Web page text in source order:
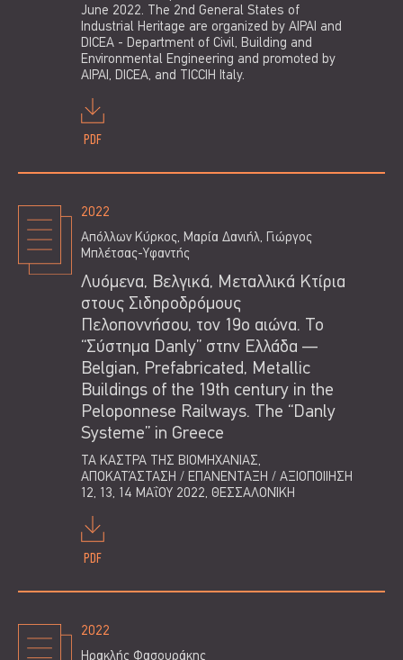
June 2022. The 2nd General States of
Industrial Heritage are organized by AIPAI and
DICEA - Department of Civil, Building and
Environmental Engineering and promoted by
AIPAI, DICEA, and TICCIH Italy.
PDF
2022
Απόλλων Κύρκος, Μαρία Δανιήλ, Γιώργος
Μπλέτσας-Υφαντής
Λυόμενα, Βελγικά, Μεταλλικά Κτίρια
στους Σιδηροδρόμους
Πελοποννήσου, τον 19ο αιώνα. Το
“Σύστημα Danly” στην Ελλάδα —
Belgian, Prefabricated, Metallic
Buildings of the 19th century in the
Peloponnese Railways. The “Danly
Systeme” in Greece
ΤΑ ΚΑΣΤΡΑ ΤΗΣ ΒΙΟΜΗΧΑΝΙΑΣ,
ΑΠΟΚΑΤΆΣΤΑΣΗ / ΕΠΑΝΕΝΤΑΞΗ / ΑΞΙΟΠΟΙΙΗΣΗ
12, 13, 14 ΜΑΐΟΥ 2022, ΘΕΣΣΑΛΟΝΊΚΗ
PDF
2022
Ηρακλής Φασουράκης